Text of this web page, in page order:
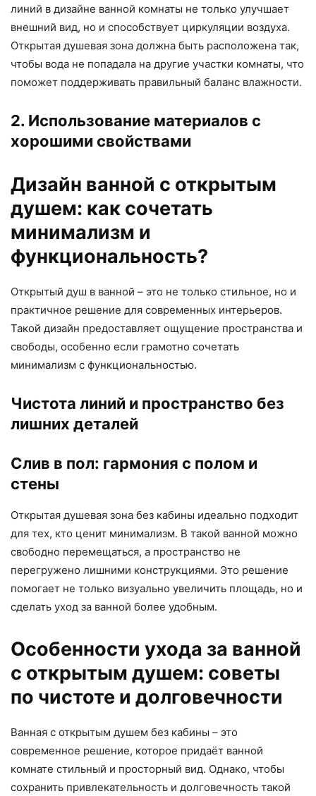
линий в дизайне ванной комнаты не только улучшает
внешний вид, но и способствует циркуляции воздуха.
Открытая душевая зона должна быть расположена так,
чтобы вода не попадала на другие участки комнаты, что
поможет поддерживать правильный баланс влажности.
2. Использование материалов с
хорошими свойствами
Дизайн ванной с открытым
душем: как сочетать
минимализм и
функциональность?
Открытый душ в ванной – это не только стильное, но и
практичное решение для современных интерьеров.
Такой дизайн предоставляет ощущение пространства и
свободы, особенно если грамотно сочетать
минимализм с функциональностью.
Чистота линий и пространство без
лишних деталей
Слив в пол: гармония с полом и
стены
Открытая душевая зона без кабины идеально подходит
для тех, кто ценит минимализм. В такой ванной можно
свободно перемещаться, а пространство не
перегружено лишними конструкциями. Это решение
помогает не только визуально увеличить площадь, но и
сделать уход за ванной более удобным.
Особенности ухода за ванной
с открытым душем: советы
по чистоте и долговечности
Ванная с открытым душем без кабины – это
современное решение, которое придаёт ванной
комнате стильный и просторный вид. Однако, чтобы
сохранить привлекательность и долговечность такой